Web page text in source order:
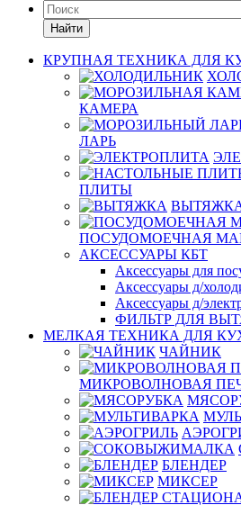
Найти
КРУПНАЯ ТЕХНИКА ДЛЯ
КАМЕРА
ЛАРЬ
ПЛИТЫ
ПОСУДОМОЕЧНАЯ
АКСЕССУАРЫ КБТ
Аксессуары для
Аксессуары д/
Аксессуары д/
ФИЛЬТР ДЛЯ
МЕЛКАЯ ТЕХНИКА ДЛЯ
ЧАЙНИК
МИКРОВОЛНОВАЯ
БЛЕНДЕР
МИКСЕР